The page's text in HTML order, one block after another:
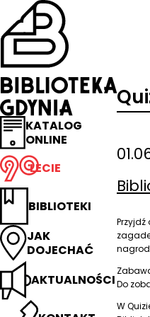
Przejdź
na
stronę
główną
Biblioteka
Gdynia
KATALOG
ONLINE
LECIE
BIBLIOTEKI
JAK
DOJECHAĆ
AKTUALNOŚCIDo
W